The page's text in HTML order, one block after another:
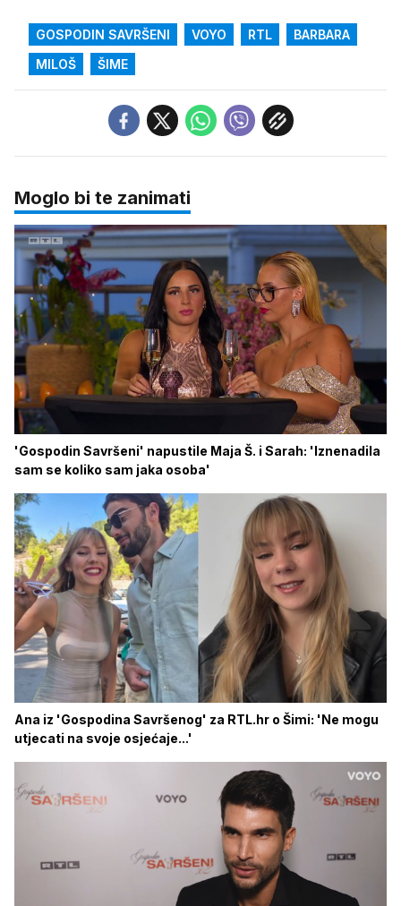
GOSPODIN SAVRŠENI VOYO RTL
BARBARA
MILOŠ
ŠIME
Moglo bi te zanimati
'Gospodin Savršeni' napustile Maja Š. i Sarah: 'Iznenadila
sam se koliko sam jaka osoba'
Ana iz 'Gospodina Savršenog' za RTL.hr o Šimi: 'Ne mogu
utjecati na svoje osjećaje...'